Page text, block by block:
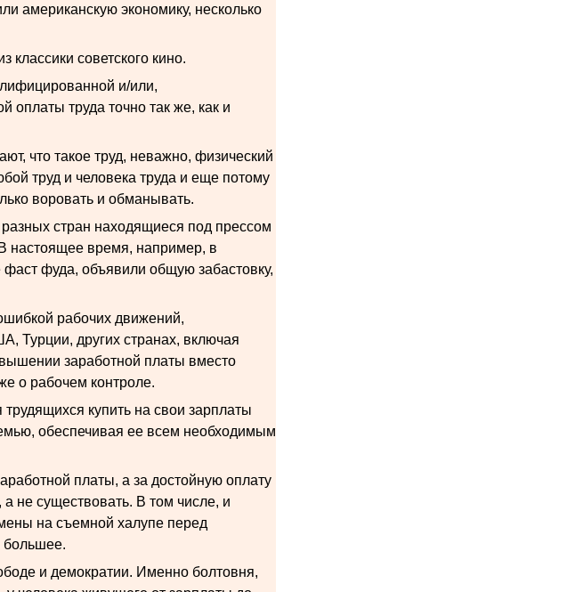
американскую экономику, несколько
советского кино.
и/или,
оплаты труда точно так же, как и
что такое труд, неважно, физический
труд и человека труда и еще потому
воровать и обманывать.
стран находящиеся под прессом
настоящее время, например, в
фуда, объявили общую забастовку,
рабочих движений,
Турции, других странах, включая
заработной платы вместо
о рабочем контроле.
купить на свои зарплаты
обеспечивая ее всем необходимым
платы, а за достойную оплату
не существовать. В том числе, и
на съемной халупе перед
большее.
и демократии. Именно болтовня,